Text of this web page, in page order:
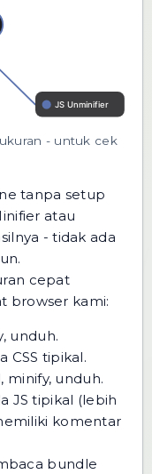
- untuk cek
tanpa setup
atau
- tidak ada
cepat
browser kami:
unduh.
CSS tipikal.
minify, unduh.
JS tipikal (lebih
komentar
bundle